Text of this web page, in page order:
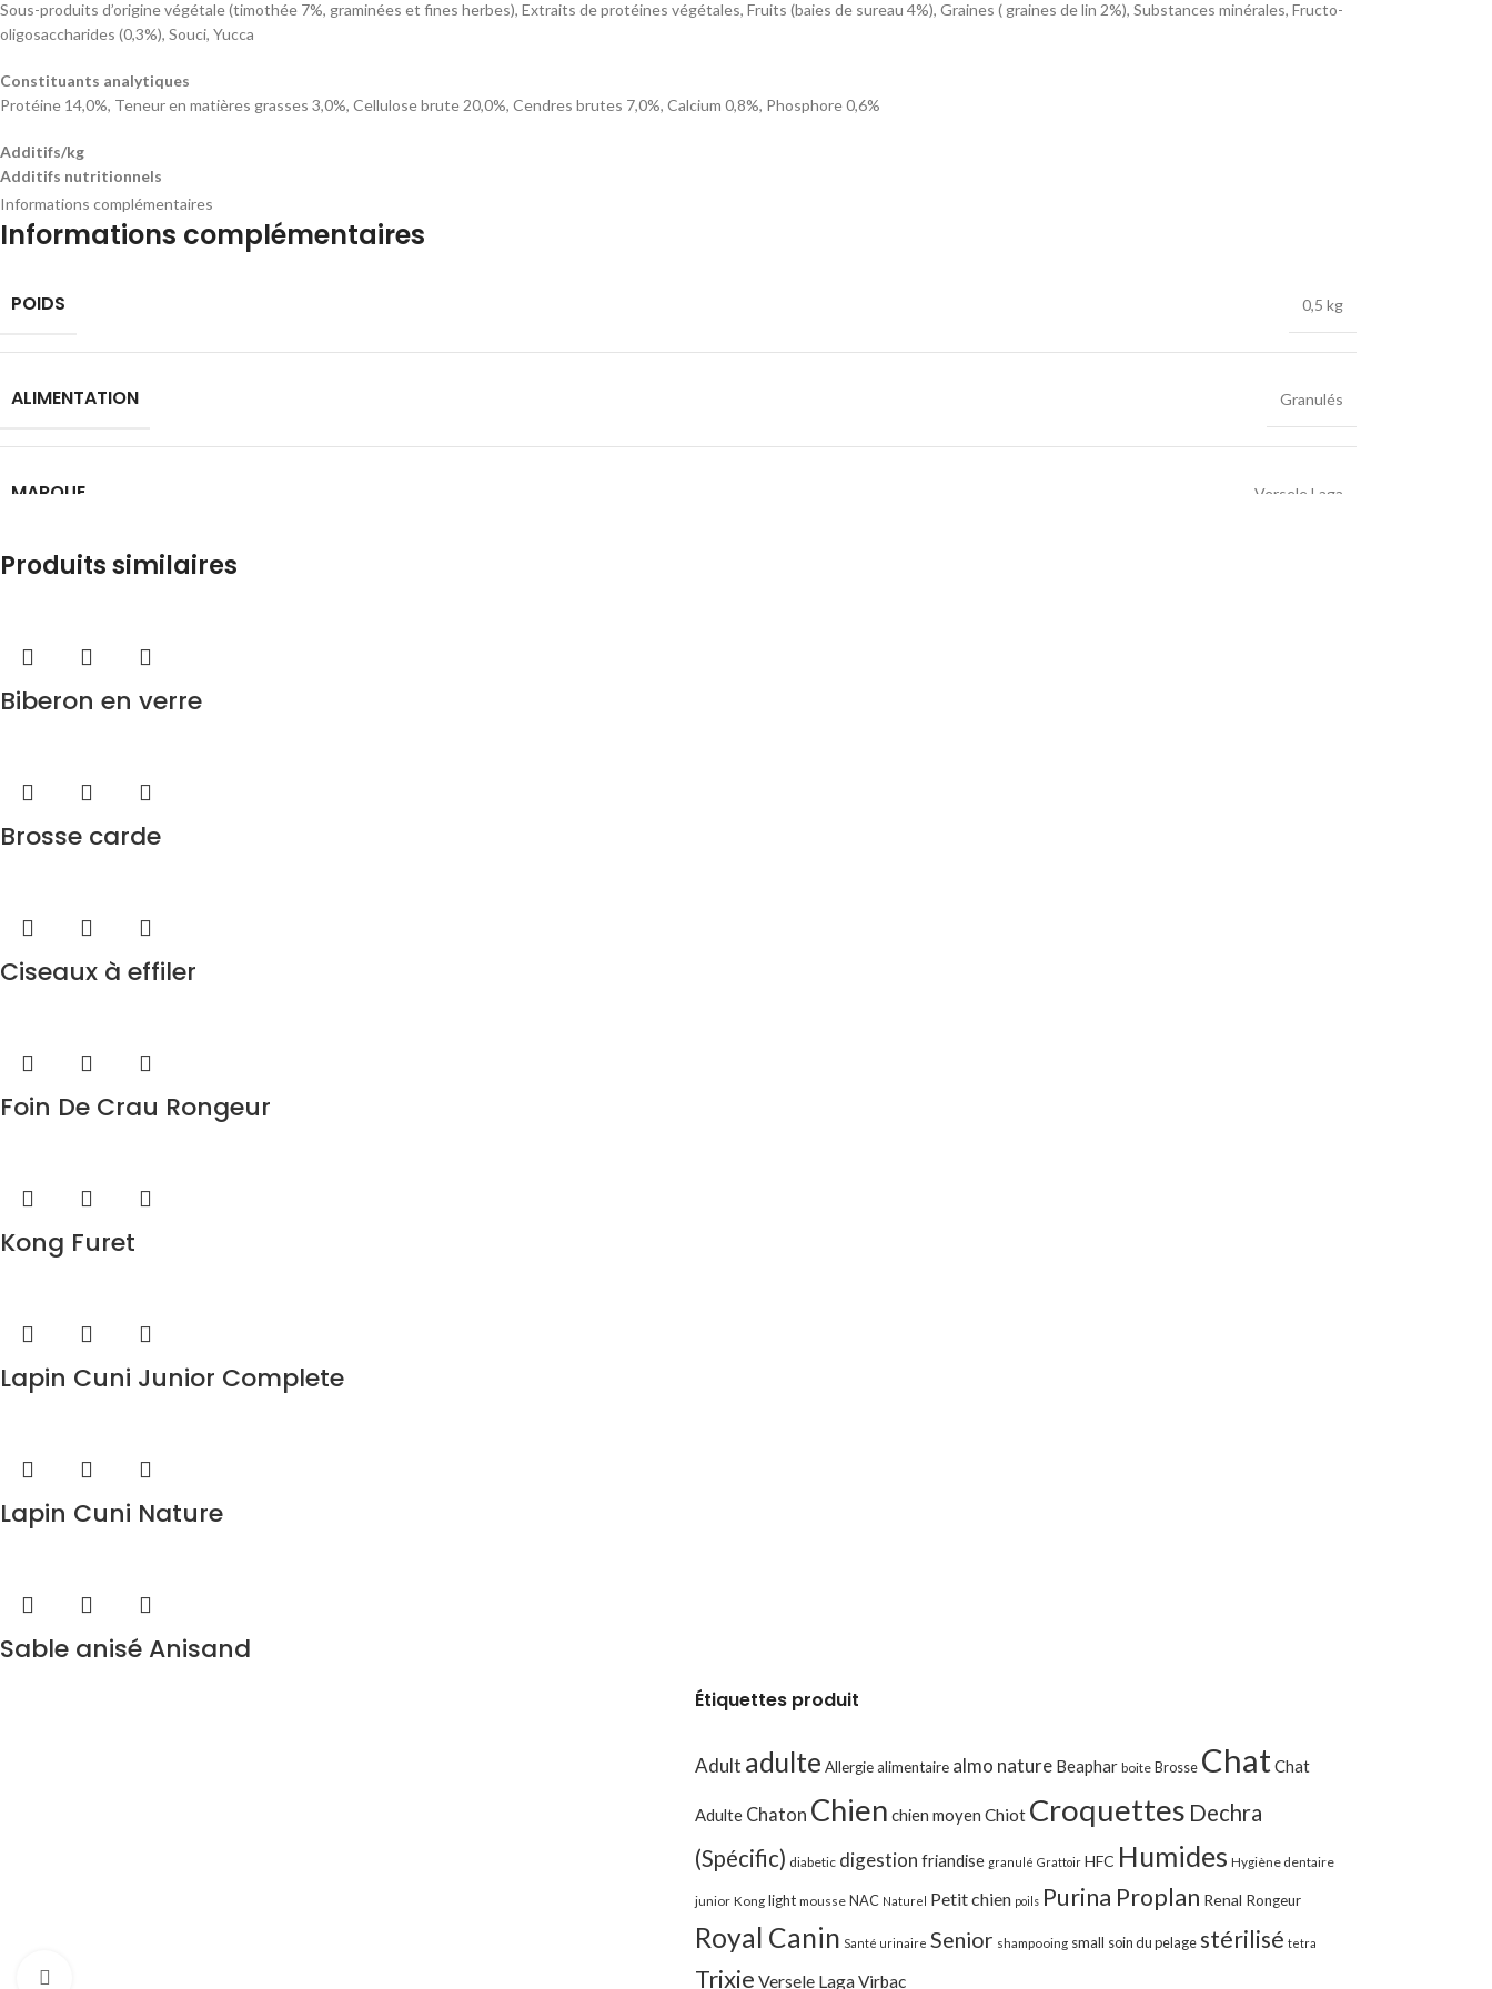
Sous-produits d’origine végétale (timothée 7%, graminées et fines herbes), Extraits de protéines végétales, Fruits (baies de sureau 4%), Graines ( graines de lin 2%), Substances minérales, Fructo-
oligosaccharides (0,3%), Souci, Yucca
Constituants analytiques
Protéine 14,0%, Teneur en matières grasses 3,0%, Cellulose brute 20,0%, Cendres brutes 7,0%, Calcium 0,8%, Phosphore 0,6%
Additifs/kg
Additifs nutritionnels
Vitamine A 10000 UI, Vitamine D3 1200 UI, Vitamine E 80 mg, Vitamine C 1000 mg, E1 (fer) 100 mg, E2 (iode) 2 mg, E4 (cuivre) 10 mg, E5 (manganèse) 75 mg, E6 (zinc) 70 mg, E8 (sélénium) 0,2 mg
Additifs techniques
Informations complémentaires
Informations complémentaires
POIDS 0,5 kg
ALIMENTATION Granulés
MARQUE Versele Laga
Produits similaires
Biberon en verre
Brosse carde
Ciseaux à effiler
Foin De Crau Rongeur
Kong Furet
Lapin Cuni Junior Complete
Lapin Cuni Nature
Sable anisé Anisand
Étiquettes produit
Adult adulte Allergie alimentaire almo nature Beaphar boite Brosse ChatChat
Adulte Chaton Chien chien moyen Chiot Croquettes Dechra
(Spécific) diabetic digestion friandise granulé Grattoir HFC Humides Hygiène dentaire
junior Kong light mousse NAC Naturel Petit chien poils Purina Proplan Renal Rongeur
Royal Canin Santé urinaire Senior shampooing small soin du pelage stérilisé tetra
Trixie Versele LagaVirbac